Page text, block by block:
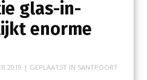
glas-in-
enorme
2019 | GEPLAATST IN SANTPOORT